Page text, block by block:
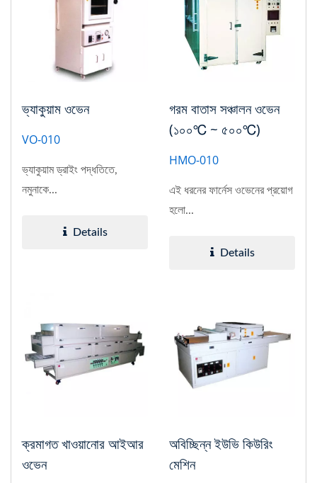
ভ্যাকুয়াম ওভেন
VO-010
ভ্যাকুয়াম ড্রাইং পদ্ধতিতে,
নমুনাকে...
Details
গরম বাতাস সঞ্চালন ওভেন
(১০০℃ ~ ৫০০℃)
HMO-010
এই ধরনের ফার্নেস ওভেনের প্রয়োগ
হলো...
Details
ক্রমাগত খাওয়ানোর আইআর
ওভেন
অবিচ্ছিন্ন ইউভি কিউরিং
মেশিন